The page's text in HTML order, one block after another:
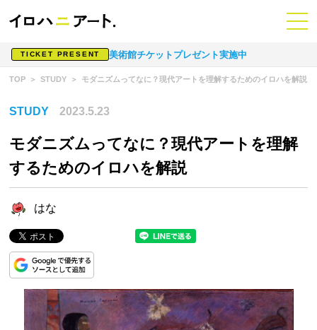
TICKET PRESENT 美術館チケットプレゼント実施中
TOP STUDY モダニズムってなに？現代アートを理解するためのイロハを解説
STUDY 2023.5.23
モダニズムってなに？現代アートを理解
するためのイロハを解説
はな